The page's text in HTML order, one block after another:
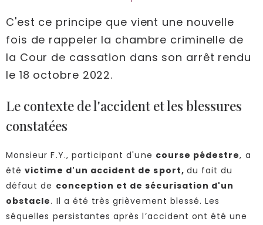
C'est ce principe que vient une nouvelle
fois de rappeler la chambre criminelle de
la Cour de cassation dans son arrêt rendu
le 18 octobre 2022.
Le contexte de l'accident et les blessures
constatées
Monsieur F.Y., participant d'une course pédestre, a
étévictime d'un accident de sport, du fait du
défaut de conception et de sécurisation d'un
obstacle. Il a été très grièvement blessé. Les
séquelles persistantes après l’accident ont été une